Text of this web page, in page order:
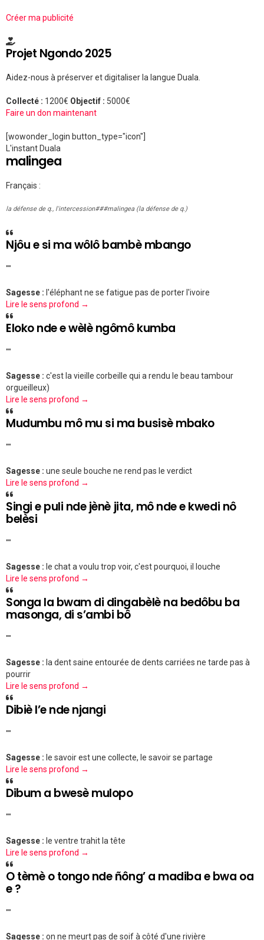
Créer ma publicité
Projet Ngondo 2025
Aidez-nous à préserver et digitaliser la langue Duala.
Collecté : 1200€ Objectif : 5000€
Faire un don maintenant
[wowonder_login button_type="icon"]
L'instant Duala
malingea
Français :
la défense de q., l'intercession###malingea (la défense de q.)
Njôu e si ma wôlô bambè mbango
""
Sagesse : l'éléphant ne se fatigue pas de porter l'ivoire
Lire le sens profond →
Eloko nde e wèlè ngômô kumba
""
Sagesse : c'est la vieille corbeille qui a rendu le beau tambour
orgueilleux)
Lire le sens profond →
Mudumbu mô mu si ma busisè mbako
""
Sagesse : une seule bouche ne rend pas le verdict
Lire le sens profond →
Singi e puli nde jènè jita, mô nde e kwedi nô
belèsi
""
Sagesse : le chat a voulu trop voir, c'est pourquoi, il louche
Lire le sens profond →
Songa la bwam di dingabèlè na bedôbu ba
masonga, di s’ambi bô
""
Sagesse : la dent saine entourée de dents carriées ne tarde pas à
pourrir
Lire le sens profond →
Dibiè l’e nde njangi
""
Sagesse : le savoir est une collecte, le savoir se partage
Lire le sens profond →
Dibum a bwesè mulopo
""
Sagesse : le ventre trahit la tête
Lire le sens profond →
O tèmè o tongo nde ñông’ a madiba e bwa oa
e ?
""
Sagesse : on ne meurt pas de soif à côté d'une rivière